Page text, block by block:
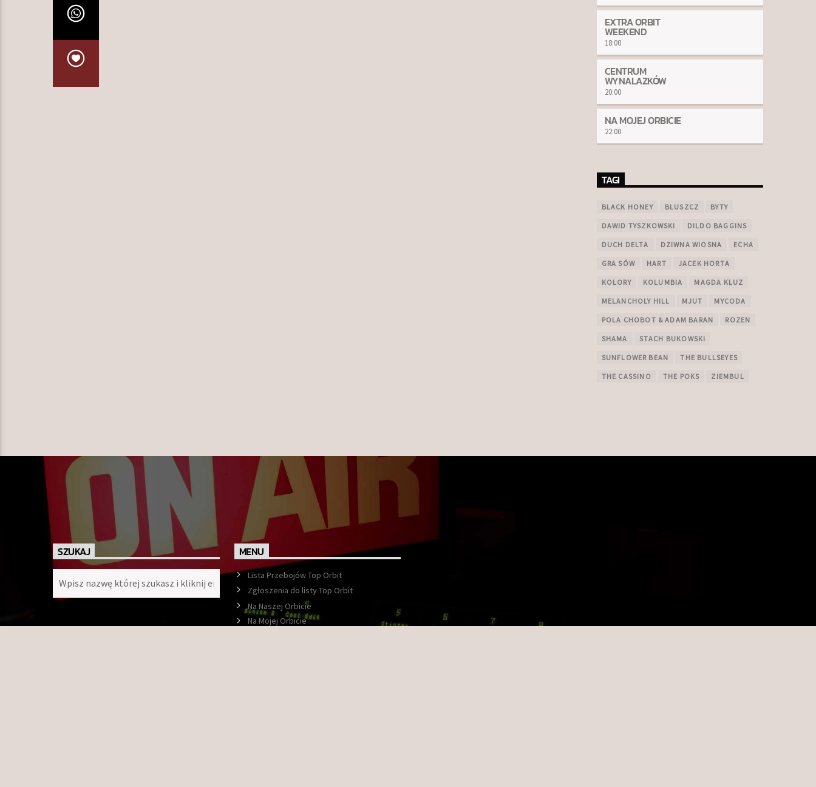
EXTRA ORBIT
WEEKEND
18:00
CENTRUM
WYNALAZKÓW
20:00
NA MOJEJ ORBICIE
22:00
TAGI
BLACK HONEY BLUSZCZ BYTY
DAWID TYSZKOWSKI DILDO BAGGINS
DUCH DELTA DZIWNA WIOSNA ECHA
GRA SÓW HART JACEK HORTA
KOLORY KOLUMBIA MAGDA KLUZ
MELANCHOLY HILL MJUT MYCODA
POLA CHOBOT & ADAM BARAN ROZEN
SHAMA STACH BUKOWSKI
SUNFLOWER BEAN THE BULLSEYES
THE CASSINO THE POKS ZIEMBUL
SZUKAJ MENU
Lista Przebojów Top Orbit
Zgłoszenia do listy Top Orbit
Na Naszej Orbicie
Na Mojej Orbicie